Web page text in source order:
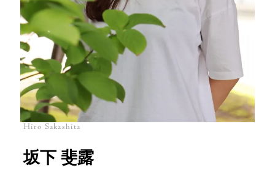
Hiro Sakashita
坂下 斐露